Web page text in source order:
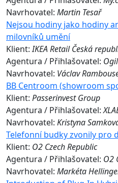
Navrhovatel: Martin Tesař
Nejsou hodiny jako hodiny
milovníků umění
Klient:IKEA Retail Česká
Agentura / Přihlašovatel:
Navrhovatel: Václav
BB Centroom (showroom
Klient: Passerinvest Group
Agentura / Přihlašovatel:
Navrhovatel: Kristyna
Telefonní budky zvonily pro
Klient: O2 Czech Republic
Agentura / Přihlašovatel: O2
Navrhovatel: Markéta